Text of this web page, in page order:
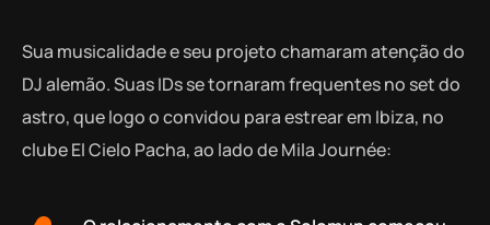
Sua musicalidade e seu projeto chamaram atenção do
DJ alemão. Suas IDs se tornaram frequentes no set do
astro, que logo o convidou para estrear em Ibiza, no
clube El Cielo Pacha, ao lado de Mila Journée: